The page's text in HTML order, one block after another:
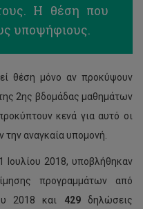
Η θέση που
υποψήφιους.
θέση μόνο αν προκύψουν
2ης βδομάδας μαθημάτων
κενά για αυτό οι
αναγκαία υπομονή.
Ιουλίου 2018, υποβλήθηκαν
προγραμμάτων από
2018 και 429δηλώσεις